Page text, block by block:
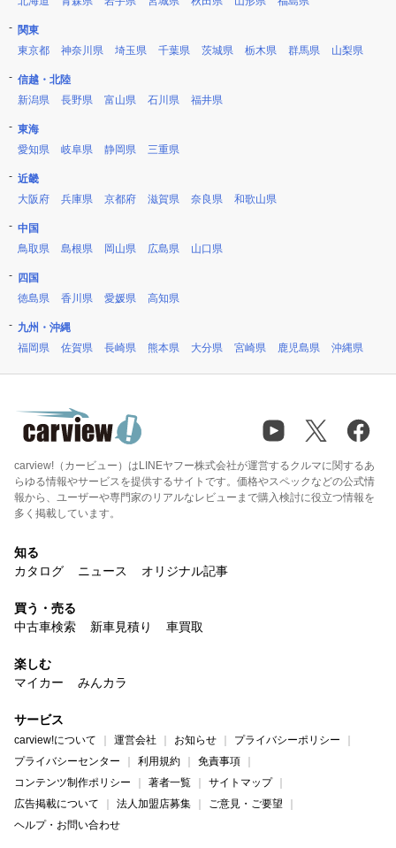
関東
東京都
神奈川県 埼玉県 千葉県 茨城県 栃木県 群馬県 山梨県
信越・北陸
新潟県
長野県 富山県 石川県 福井県
東海
愛知県
岐阜県 静岡県 三重県
近畿
大阪府
兵庫県 京都府 滋賀県 奈良県 和歌山県
中国
鳥取県
島根県 岡山県 広島県 山口県
四国
徳島県
香川県 愛媛県 高知県
九州・沖縄
福岡県
佐賀県 長崎県 熊本県 大分県 宮崎県 鹿児島県 沖縄県
carview!（カービュー）はLINEヤフー株式会社が運営するクルマに関するあ
らゆる情報やサービスを提供するサイトです。価格やスペックなどの公式情
報から、ユーザーや専門家のリアルなレビューまで購入検討に役立つ情報を
多く掲載しています。
知る
カタログ
ニュース オリジナル記事
買う・売る
中古車検索
新車見積り 車買取
楽しむ
マイカー
みんカラ
サービス
carview!について 運営会社 お知らせ
プライバシーポリシー
プライバシーセンター
利用規約
免責事項
コンテンツ制作ポリシー
著者一覧
サイトマップ
広告掲載について
法人加盟店募集
ご意見・ご要望
ヘルプ・お問い合わせ